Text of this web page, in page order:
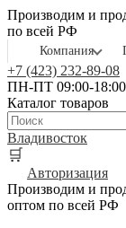
Производим и
по всей РФ
Компания
+7 (423) 232-89-08
ПН-ПТ 09:00-
Каталог товаров
Владивосток
🛒
Авторизация
Производим и
оптом по всей РФ